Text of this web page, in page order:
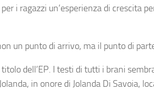
i ragazzi un’esperienza di crescita
un punto di arrivo, ma il punto di
dell’EP. I testi di tutti i brani
in onore di Jolanda Di Savoia,